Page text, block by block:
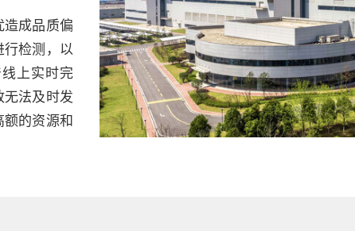
成品质偏
检测，以
上实时完
法及时发
的资源和